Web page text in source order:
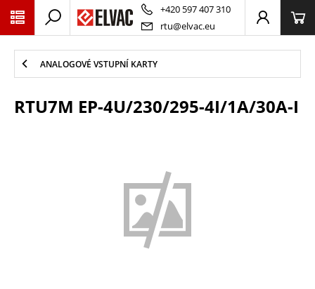
+420 597 407 310
rtu@elvac.eu
ANALOGOVÉ VSTUPNÍ KARTY
RTU7M EP-4U/230/295-4I/1A/30A-I